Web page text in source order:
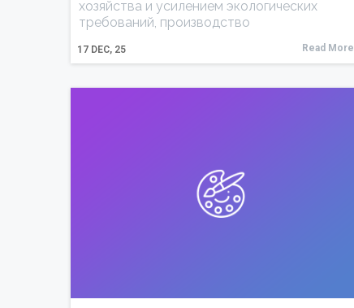
17 DEC, 25
хозяйства и усилением экологических
требований, производство
Read More